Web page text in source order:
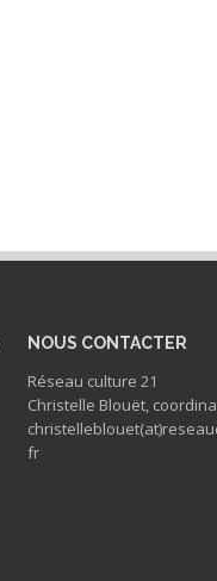
NOUS CONTACTER
Réseau culture 21
Christelle Blouët,
fr